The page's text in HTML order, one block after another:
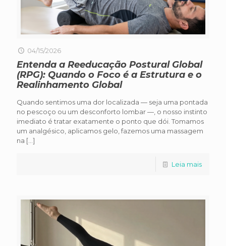
04/15/2026
Entenda a Reeducação Postural Global
(RPG): Quando o Foco é a Estrutura e o
Realinhamento Global
Quando sentimos uma dor localizada — seja uma pontada
no pescoço ou um desconforto lombar —, o nosso instinto
imediato é tratar exatamente o ponto que dói. Tomamos
um analgésico, aplicamos gelo, fazemos uma massagem
na […]
Leia mais